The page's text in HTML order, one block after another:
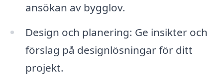
ansökan av bygglov.
Design och planering: Ge insikter och
förslag på designlösningar för ditt
projekt.